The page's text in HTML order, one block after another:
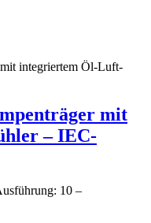
mit
– IEC-
10 –